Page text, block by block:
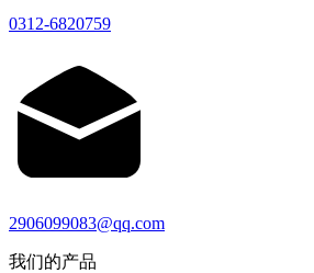
0312-6820759
2906099083@qq.com
我们的产品